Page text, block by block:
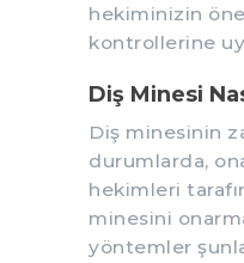
hekiminizin
kontrollerine
Diş Minesi
Diş minesinin
durumlarda,
hekimleri
minesini
yöntemler